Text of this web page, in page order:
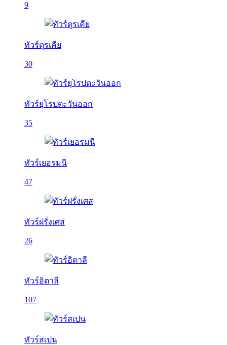
9
ทัวร์ตุรเคีย
30
ทัวร์ยุโรปตะวันออก
35
ทัวร์เยอรมนี
47
ทัวร์ฝรั่งเศส
26
ทัวร์อิตาลี
107
ทัวร์สเปน